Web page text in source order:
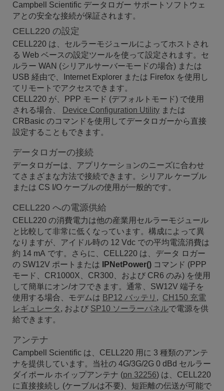
Campbell Scientific データロガー サポートソフトウェ
アとの安全な接続が保証されます。
CELL220 の設定
CELL220 は、セルラーモジュールによってホストされ
る Web ベースの設定ツールを使って設定されます。セ
ルラー WAN (シリアルサーバーモードの場合) または
USB 経由で、Internet Explorer または Firefox を使用し
てリモートでアクセスできます。
CELL220 が、PPP モード (デフォルトモード) で使用
される場合、
Device Configuration Utility または
CRBasic のコマンドを使用してデータロガーから直接
設定することもできます。
データロガーの接続
データロガーは、アプリケーションのニーズに合わせ
てさまざまな方法で接続できます。シリアル ケーブル
または CS I/O ケーブルの使用が一般的です。
CELL220 への電源供給
CELL220 の消費電力は他の産業用セルラーモジュール
と比較して非常に低くなっています。構成によって異
なりますが、アイドル時の 12 Vdc での平均電流消費は
約 14 mA です。さらに、CELL220 は、データ ロガー
の SW12V ポートまたは
IPNetPower() コマンド (PPP
モード、CR1000X、CR300、および CR6 のみ) を使用
して簡単にオン/オフできます。通常、SW12V 端子を
使用する場合、モデムは BP12 バッテリ , CH150 充電
レギュレータ , および SP10 ソーラーパネルで電源を供
給できます。
アンテナ
Campbell Scientific は、CELL220 用に 3 種類のアンテ
ナを提供しています。当社の 4G/3G/2G 0 dBd セルラー
ダイポール ホイップアンテナ (pn 32256) は、CELL220
に直接接続し (ケーブルは不要)、短距離の伝送が可能で